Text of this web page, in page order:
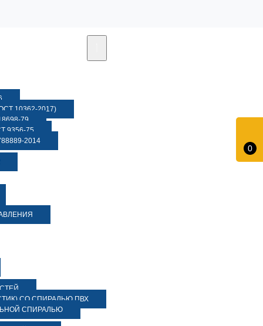
0
10362-2017)
79
9356-75
2014
СО СПИРАЛЬЮ ПВХ
СПИРАЛЬЮ